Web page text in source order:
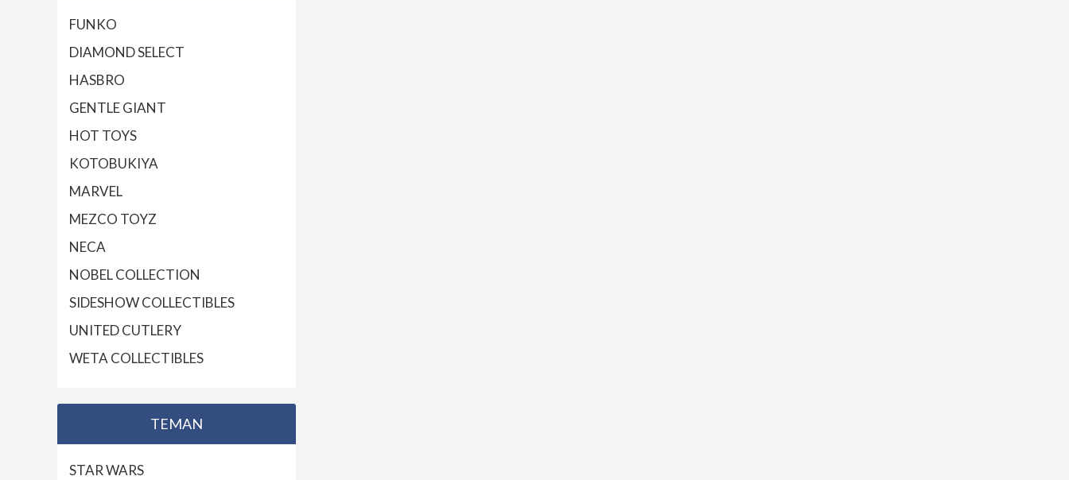
FUNKO
DIAMOND SELECT
HASBRO
GENTLE GIANT
HOT TOYS
KOTOBUKIYA
MARVEL
MEZCO TOYZ
NECA
NOBEL COLLECTION
SIDESHOW COLLECTIBLES
UNITED CUTLERY
WETA COLLECTIBLES
TEMAN
STAR WARS